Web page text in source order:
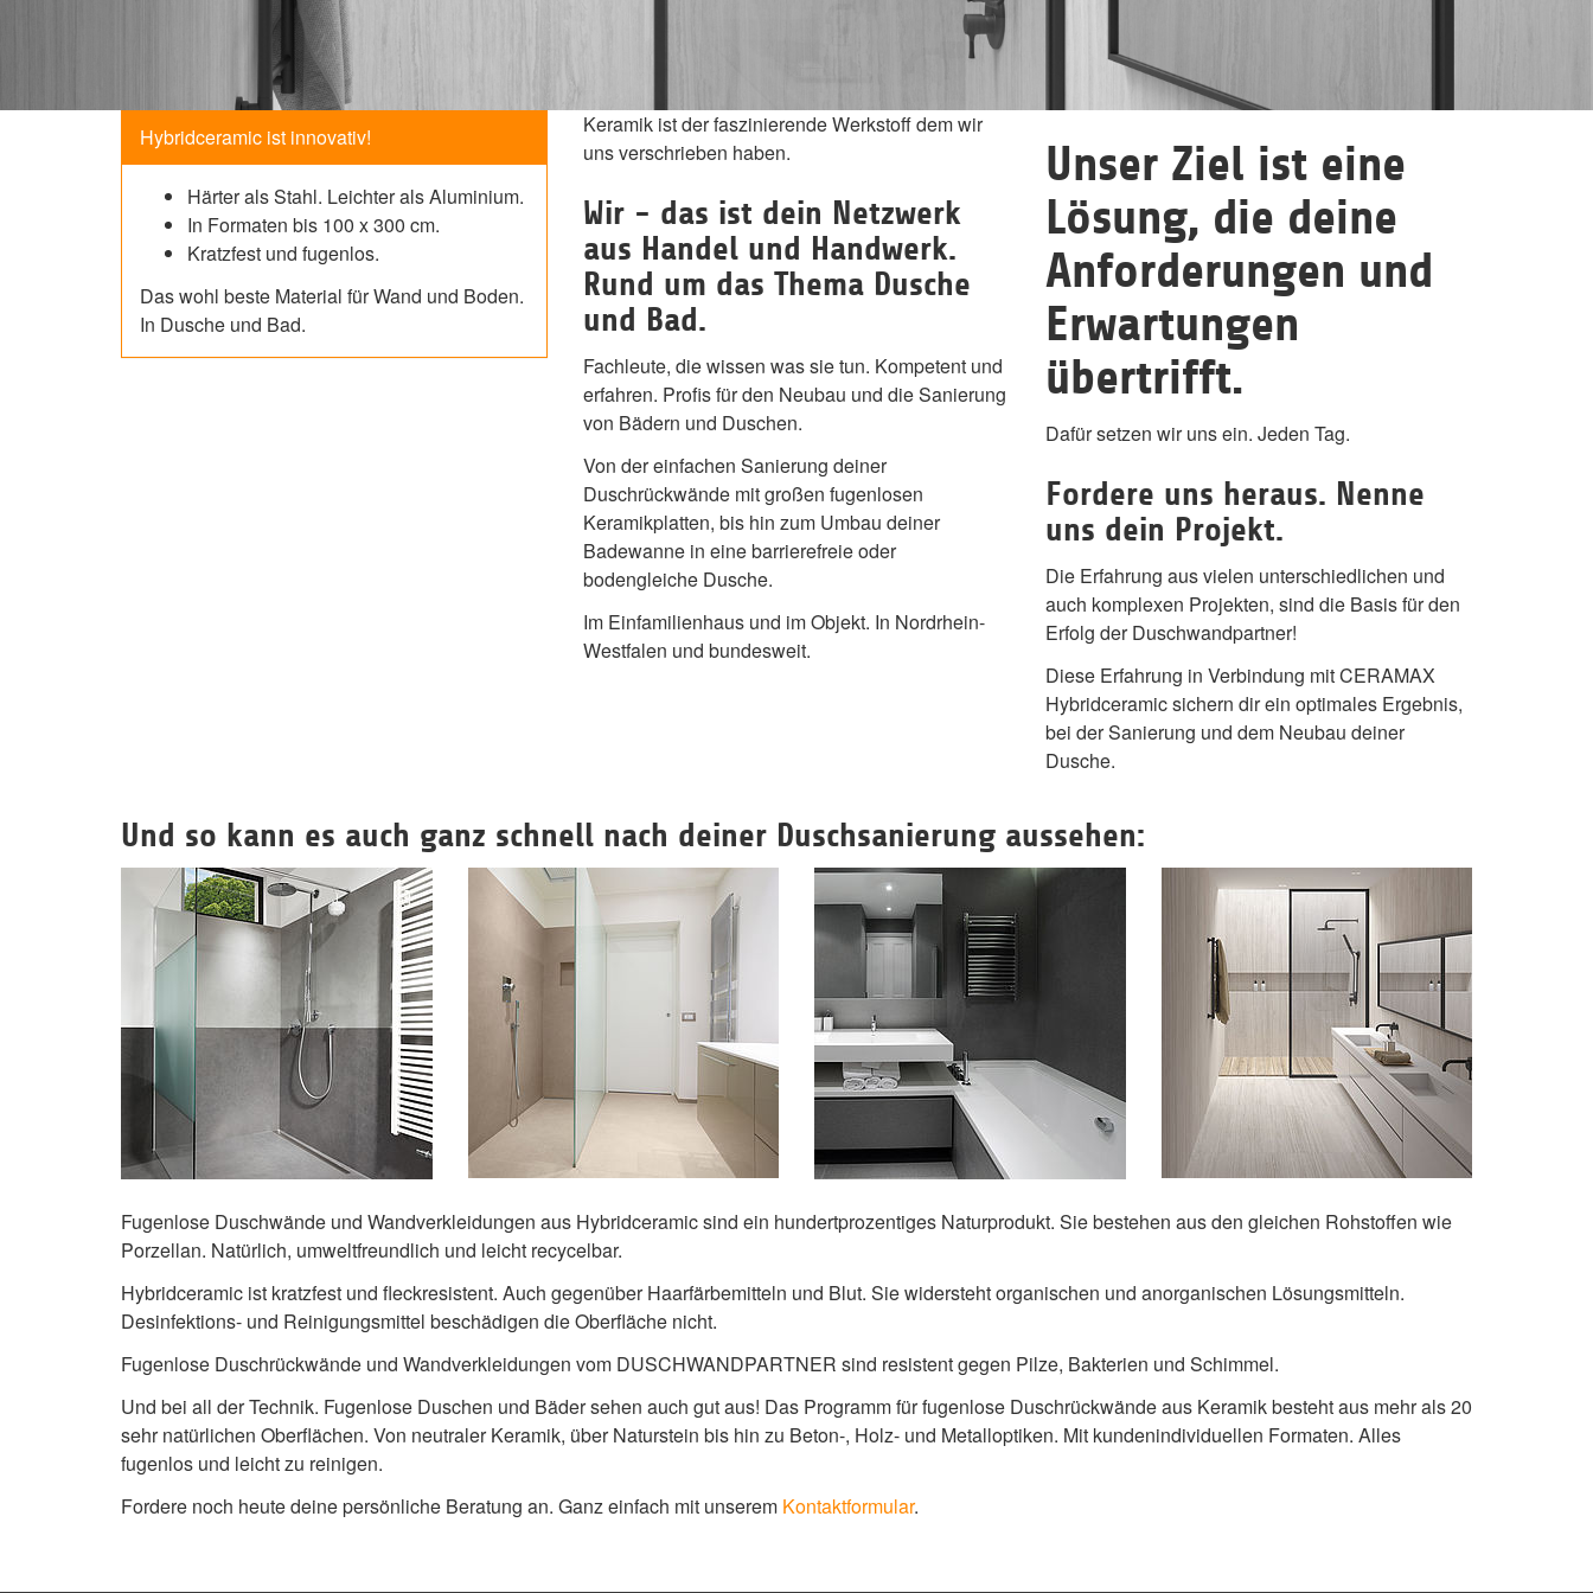
Hybridceramic ist innovativ!
Härter als Stahl. Leichter als Aluminium.
In Formaten bis 100 x 300 cm.
Kratzfest und fugenlos.
Das wohl beste Material für Wand und Boden.
In Dusche und Bad.
Keramik ist der faszinierende Werkstoff dem wir
uns verschrieben haben.
Wir - das ist dein Netzwerk
aus Handel und Handwerk.
Rund um das Thema Dusche
und Bad.
Fachleute, die wissen was sie tun. Kompetent und
erfahren. Profis für den Neubau und die Sanierung
von Bädern und Duschen.
Von der einfachen Sanierung deiner
Duschrückwände mit großen fugenlosen
Keramikplatten, bis hin zum Umbau deiner
Badewanne in eine barrierefreie oder
bodengleiche Dusche.
Im Einfamilienhaus und im Objekt. In Nordrhein-
Westfalen und bundesweit.
Unser Ziel ist eine
Lösung, die deine
Anforderungen und
Erwartungen
übertrifft.
Dafür setzen wir uns ein. Jeden Tag.
Fordere uns heraus. Nenne
uns dein Projekt.
Die Erfahrung aus vielen unterschiedlichen und
auch komplexen Projekten, sind die Basis für den
Erfolg der Duschwandpartner!
Diese Erfahrung in Verbindung mit CERAMAX
Hybridceramic sichern dir ein optimales Ergebnis,
bei der Sanierung und dem Neubau deiner
Dusche.
Und so kann es auch ganz schnell nach deiner Duschsanierung aussehen:
Fugenlose Duschwände und Wandverkleidungen aus Hybridceramic sind ein hundertprozentiges Naturprodukt. Sie bestehen aus den gleichen Rohstoffen wie
Porzellan. Natürlich, umweltfreundlich und leicht recycelbar.
Hybridceramic ist kratzfest und fleckresistent. Auch gegenüber Haarfärbemitteln und Blut. Sie widersteht organischen und anorganischen Lösungsmitteln.
Desinfektions- und Reinigungsmittel beschädigen die Oberfläche nicht.
Fugenlose Duschrückwände und Wandverkleidungen vom DUSCHWANDPARTNER sind resistent gegen Pilze, Bakterien und Schimmel.
Und bei all der Technik. Fugenlose Duschen und Bäder sehen auch gut aus! Das Programm für fugenlose Duschrückwände aus Keramik besteht aus mehr als 20
sehr natürlichen Oberflächen. Von neutraler Keramik, über Naturstein bis hin zu Beton-, Holz- und Metalloptiken. Mit kundenindividuellen Formaten. Alles
fugenlos und leicht zu reinigen.
Fordere noch heute deine persönliche Beratung an. Ganz einfach mit unserem Kontaktformular.